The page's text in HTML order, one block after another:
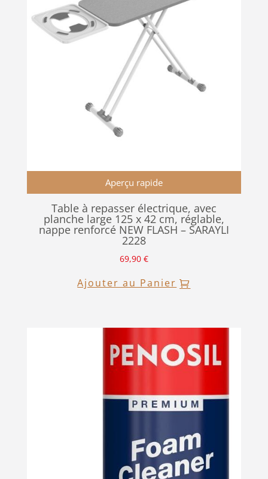
Aperçu rapide
Table à repasser électrique, avec
planche large 125 x 42 cm, réglable,
nappe renforcé NEW FLASH – SARAYLI
2228
69,90 €
Ajouter au Panier